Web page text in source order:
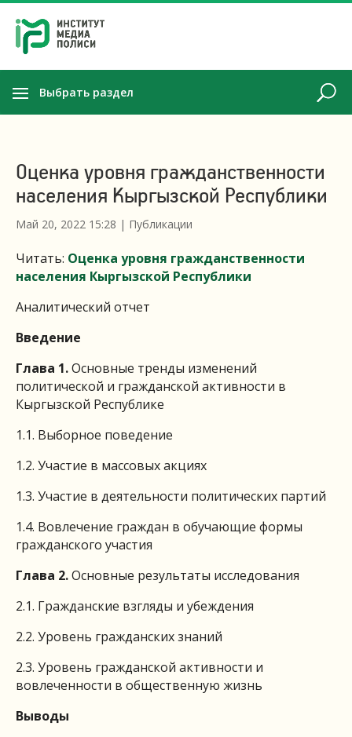
Выбрать раздел
Оценка уровня гражданственности
населения Кыргызской Республики
Май 20, 2022 15:28 | Публикации
Читать: Оценка уровня гражданственности
населения Кыргызской Республики
Аналитический отчет
Введение
Глава 1.Основные тренды изменений
политической и гражданской активности в
Кыргызской Республике
1.1. Выборное поведение
1.2. Участие в массовых акциях
1.3. Участие в деятельности политических партий
1.4. Вовлечение граждан в обучающие формы
гражданского участия
Глава 2.Основные результаты исследования
2.1. Гражданские взгляды и убеждения
2.2. Уровень гражданских знаний
2.3. Уровень гражданской активности и
вовлеченности в общественную жизнь
Выводы